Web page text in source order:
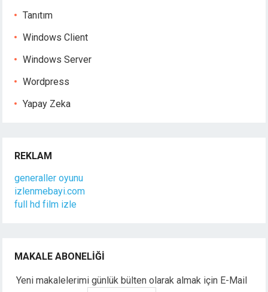
Tanıtım
Windows Client
Windows Server
Wordpress
Yapay Zeka
REKLAM
generaller oyunu
izlenmebayi.com
full hd film izle
MAKALE ABONELIĞI
Yeni makalelerimi günlük bülten olarak almak için E-Mail